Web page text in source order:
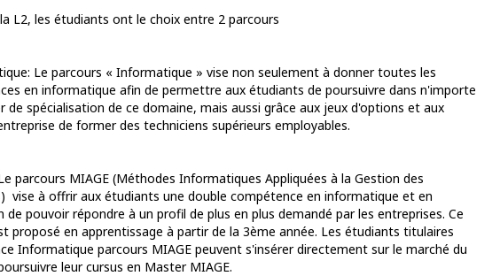
L2, les étudiants ont le choix entre 2 parcours
Le parcours « Informatique » vise non seulement à donner toutes les
en informatique afin de permettre aux étudiants de poursuivre dans n'importe
de spécialisation de ce domaine, mais aussi grâce aux jeux d'options et aux
de former des techniciens supérieurs employables.
parcours MIAGE (Méthodes Informatiques Appliquées à la Gestion des
vise à offrir aux étudiants une double compétence en informatique et en
de pouvoir répondre à un profil de plus en plus demandé par les entreprises. Ce
proposé en apprentissage à partir de la 3ème année. Les étudiants titulaires
Informatique parcours MIAGE peuvent s'insérer directement sur le marché du
leur cursus en Master MIAGE.